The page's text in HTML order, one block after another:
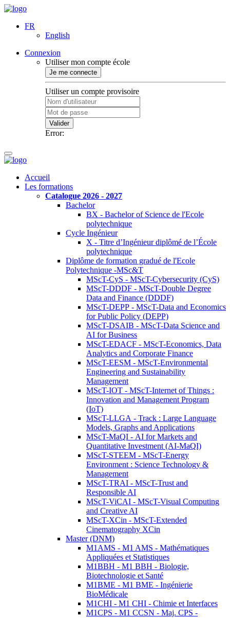
FR
English
Connexion
Utiliser mon compte école
Je me connecte
Utiliser un compte provisoire
Valider
Error:
Accueil
Les formations
Catalogue 2026 - 2027
Bachelor
BX - Bachelor of Science de l'Ecole
polytechnique
Cycle Ingénieur
X - Titre d’Ingénieur diplômé de l’École
polytechnique
Diplôme de formation gradué de l'Ecole
Polytechnique -MSc&T
MScT-CyS - MScT-Cybersecurity (CyS)
MScT-DDDF - MScT-Double Degree
Data and Finance (DDDF)
MScT-DEPP - MScT-Data and Economics
for Public Policy (DEPP)
MScT-DSAIB - MScT-Data Science and
AI for Business
MScT-EDACF - MScT-Economics, Data
Analytics and Corporate Finance
MScT-EESM - MScT-Environmental
Engineering and Sustainability
Management
MScT-IOT - MScT-Internet of Things :
Innovation and Management Program
(IoT)
MScT-LLGA - Track : Large Language
Models, Graphs and Applications
MScT-MaQI - AI for Markets and
Quantitative Investment (AI-MaQI)
MScT-STEEM - MScT-Energy
Environment : Science Technology &
Management
MScT-TRAI - MScT-Trust and
Responsible AI
MScT-ViCAI - MScT-Visual Computing
and Creative AI
MScT-XCin - MScT-Extended
Cinematography XCin
Master (DNM)
M1AMS - M1 AMS - Mathématiques
Appliquées et Statistiques
M1BBH - M1 BBH - Biologie,
Biotechnologie et Santé
M1BME - M1 BME - Ingénierie
BioMédicale
M1CHI - M1 CHI - Chimie et Interfaces
M1CPS - M1 CCSN - Maj. CPS -